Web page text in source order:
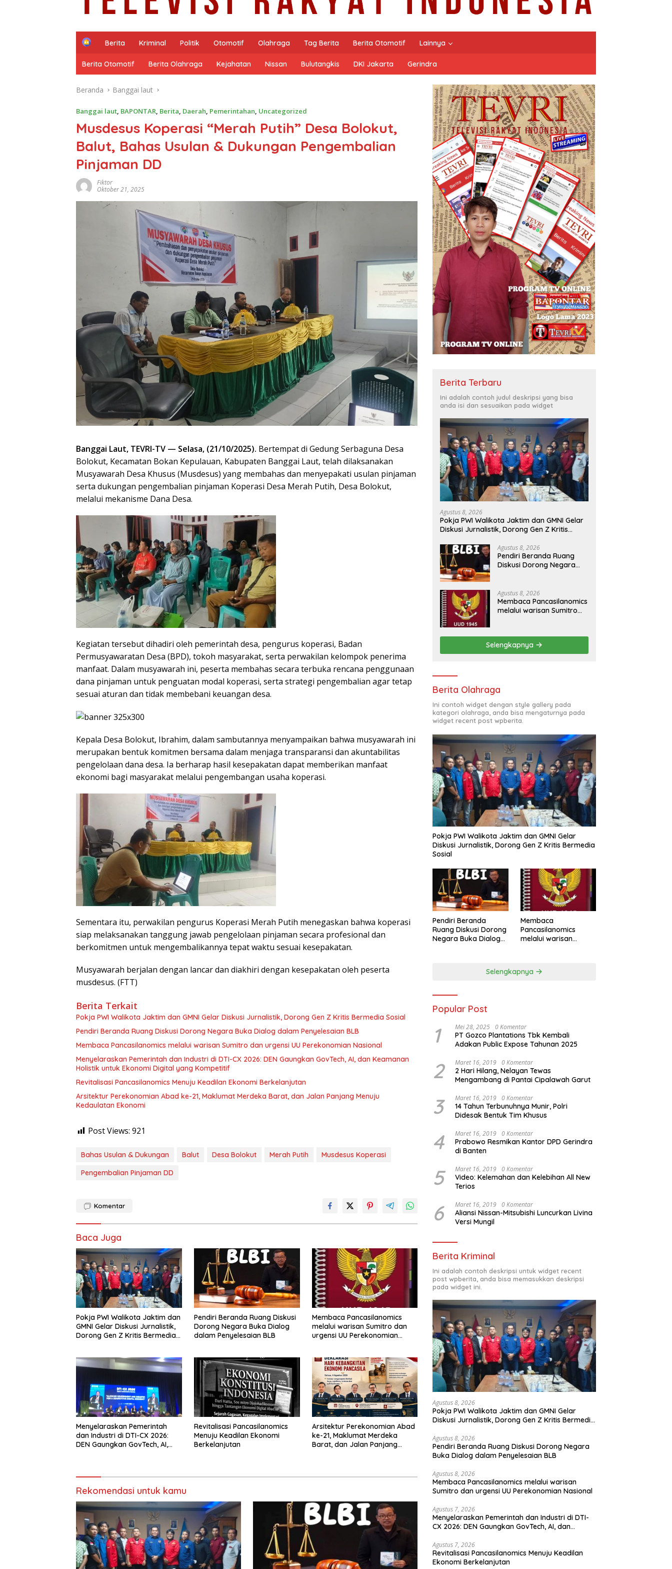
H
m
e
Berita Kriminal Politik Otomotif Olahraga Tag Berita Berita Otomotif Lainnya
Berita Otomotif Berita Olahraga Kejahatan Nissan Bulutangkis DKI Jakarta Gerindra
Beranda Banggai laut
Banggai laut, BAPONTAR, Berita, Daerah, Pemerintahan, Uncategorized
Musdesus Koperasi “Merah Putih” Desa Bolokut,
Balut, Bahas Usulan & Dukungan Pengembalian
Pinjaman DD
Fiktor
Oktober 21, 2025
Banggai Laut, TEVRI-TV — Selasa, (21/10/2025). Bertempat di Gedung Serbaguna Desa
Bolokut, Kecamatan Bokan Kepulauan, Kabupaten Banggai Laut, telah dilaksanakan
Musyawarah Desa Khusus (Musdesus) yang membahas dan menyepakati usulan pinjaman
serta dukungan pengembalian pinjaman Koperasi Desa Merah Putih, Desa Bolokut,
melalui mekanisme Dana Desa.
Kegiatan tersebut dihadiri oleh pemerintah desa, pengurus koperasi, Badan
Permusyawaratan Desa (BPD), tokoh masyarakat, serta perwakilan kelompok penerima
manfaat. Dalam musyawarah ini, peserta membahas secara terbuka rencana penggunaan
dana pinjaman untuk penguatan modal koperasi, serta strategi pengembalian agar tetap
sesuai aturan dan tidak membebani keuangan desa.
Kepala Desa Bolokut, Ibrahim, dalam sambutannya menyampaikan bahwa musyawarah ini
merupakan bentuk komitmen bersama dalam menjaga transparansi dan akuntabilitas
pengelolaan dana desa. Ia berharap hasil kesepakatan dapat memberikan manfaat
ekonomi bagi masyarakat melalui pengembangan usaha koperasi.
Sementara itu, perwakilan pengurus Koperasi Merah Putih menegaskan bahwa koperasi
siap melaksanakan tanggung jawab pengelolaan pinjaman secara profesional dan
berkomitmen untuk mengembalikannya tepat waktu sesuai kesepakatan.
Musyawarah berjalan dengan lancar dan diakhiri dengan kesepakatan oleh peserta
musdesus. (FTT)
Berita Terkait
Pokja PWI Walikota Jaktim dan GMNI Gelar Diskusi Jurnalistik, Dorong Gen Z Kritis Bermedia Sosial
Pendiri Beranda Ruang Diskusi Dorong Negara Buka Dialog dalam Penyelesaian BLB
Membaca Pancasilanomics melalui warisan Sumitro dan urgensi UU Perekonomian Nasional
Menyelaraskan Pemerintah dan Industri di DTI-CX 2026: DEN Gaungkan GovTech, AI, dan Keamanan
Holistik untuk Ekonomi Digital yang Kompetitif
Revitalisasi Pancasilanomics Menuju Keadilan Ekonomi Berkelanjutan
Arsitektur Perekonomian Abad ke-21, Maklumat Merdeka Barat, dan Jalan Panjang Menuju
Kedaulatan Ekonomi
Post Views: 921
Bahas Usulan & Dukungan Balut Desa Bolokut Merah Putih
Musdesus Koperasi
Pengembalian Pinjaman DD
Komentar
Baca Juga
Pokja PWI Walikota Jaktim dan
GMNI Gelar Diskusi Jurnalistik,
Dorong Gen Z Kritis Bermedia
Pendiri Beranda Ruang Diskusi
Dorong Negara Buka Dialog
dalam Penyelesaian BLB
Membaca Pancasilanomics
melalui warisan Sumitro dan
urgensi UU Perekonomian
Menyelaraskan Pemerintah
dan Industri di DTI-CX 2026:
DEN Gaungkan GovTech, AI,
Revitalisasi Pancasilanomics
Menuju Keadilan Ekonomi
Berkelanjutan
Arsitektur Perekonomian Abad
ke-21, Maklumat Merdeka
Barat, dan Jalan Panjang
Rekomendasi untuk kamu
Berita Terbaru
Ini adalah contoh judul deskripsi yang bisa
anda isi dan sesuaikan pada widget
Agustus 8, 2026
Pokja PWI Walikota Jaktim dan GMNI Gelar
Diskusi Jurnalistik, Dorong Gen Z Kritis
Agustus 8, 2026
Pendiri Beranda Ruang
Diskusi Dorong Negara
Agustus 8, 2026
Membaca Pancasilanomics
melalui warisan Sumitro
Selengkapnya
Berita Olahraga
Ini contoh widget dengan style gallery pada
kategori olahraga, anda bisa mengaturnya pada
widget recent post wpberita.
Pokja PWI Walikota Jaktim dan GMNI Gelar
Diskusi Jurnalistik, Dorong Gen Z Kritis Bermedia
Sosial
Pendiri Beranda
Ruang Diskusi Dorong
Negara Buka Dialog
Membaca
Pancasilanomics
melalui warisan
Selengkapnya
Popular Post
1 Mei 28, 2025 0 Komentar
PT Gozco Plantations Tbk Kembali
Adakan Public Expose Tahunan 2025
2 Maret 16, 2019 0 Komentar
2 Hari Hilang, Nelayan Tewas
Mengambang di Pantai Cipalawah Garut
3 Maret 16, 2019 0 Komentar
14 Tahun Terbunuhnya Munir, Polri
Didesak Bentuk Tim Khusus
4 Maret 16, 2019 0 Komentar
Prabowo Resmikan Kantor DPD Gerindra
di Banten
5 Maret 16, 2019 0 Komentar
Video: Kelemahan dan Kelebihan All New
Terios
6 Maret 16, 2019 0 Komentar
Aliansi Nissan-Mitsubishi Luncurkan Livina
Versi Mungil
Berita Kriminal
Ini adalah contoh deskripsi untuk widget recent
post wpberita, anda bisa memasukkan deskripsi
pada widget ini.
Agustus 8, 2026
Pokja PWI Walikota Jaktim dan GMNI Gelar
Diskusi Jurnalistik, Dorong Gen Z Kritis Bermedia
Agustus 8, 2026
Pendiri Beranda Ruang Diskusi Dorong Negara
Buka Dialog dalam Penyelesaian BLB
Agustus 8, 2026
Membaca Pancasilanomics melalui warisan
Sumitro dan urgensi UU Perekonomian Nasional
Agustus 7, 2026
Menyelaraskan Pemerintah dan Industri di DTI-
CX 2026: DEN Gaungkan GovTech, AI, dan
Kompetitif
Agustus 7, 2026
Revitalisasi Pancasilanomics Menuju Keadilan
Ekonomi Berkelanjutan